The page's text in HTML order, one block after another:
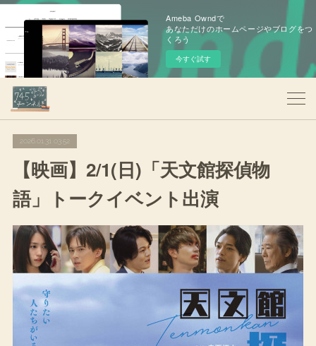
Ameba Owndで
あなただけのホームページやブログをつ
くろう
今すぐ試す
2026.01.31 03:52
【映画】2/1(日)「天文館探偵物
語」トークイベント出演